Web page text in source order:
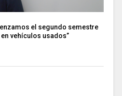
el segundo semestre
vehículos usados”